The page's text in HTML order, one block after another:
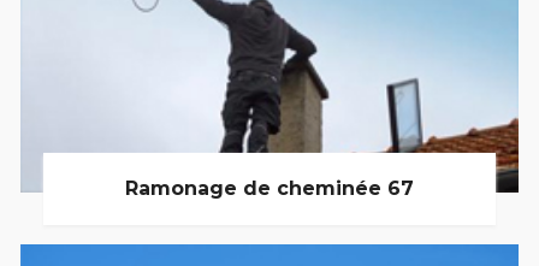
Ramonage de cheminée 67